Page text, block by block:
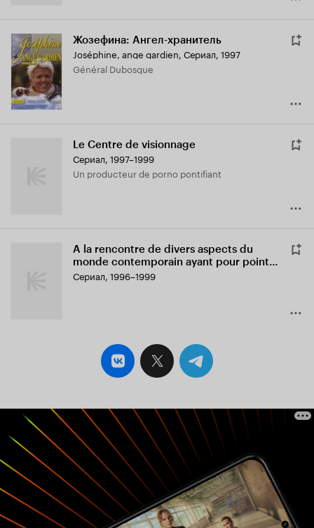
Жозефина: Ангел-хранитель
Joséphine, ange gardien, Сериал, 1997
Général Dubosque
Le Centre de visionnage
Сериал, 1997–1999
Un producteur de porno pontifiant
A la rencontre de divers aspects du
monde contemporain ayant pour point
commun leur illustration sur support
Сериал, 1996–1999